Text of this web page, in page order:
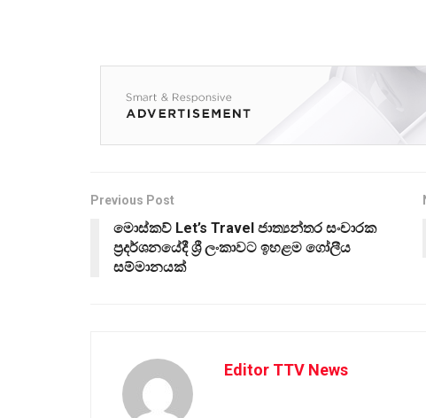
Previous Post
මොස්කව් Let’s Travel ජාත්‍යන්තර සංචාරක
ප්‍රදර්ශනයේදී ශ්‍රී ලංකාවට ඉහළම ගෝලීය
සම්මානයක්
Editor TTV News